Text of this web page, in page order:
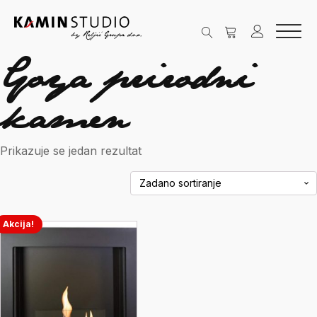
Goya prirodni
kamen
Prikazuje se jedan rezultat
Akcija!
Ovaj
proizvod